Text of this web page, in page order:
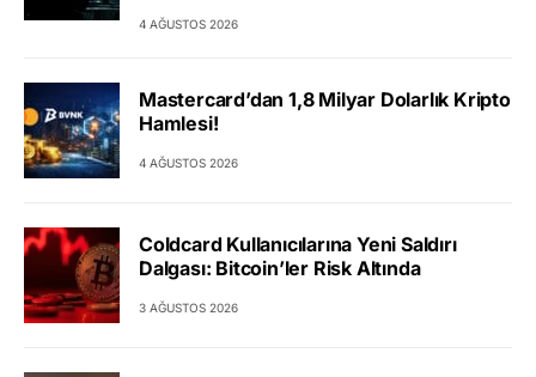
4 AĞUSTOS 2026
Mastercard’dan 1,8 Milyar Dolarlık Kripto
Hamlesi!
4 AĞUSTOS 2026
Coldcard Kullanıcılarına Yeni Saldırı
Dalgası: Bitcoin’ler Risk Altında
3 AĞUSTOS 2026